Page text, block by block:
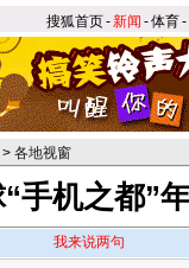
搜狐首页-新闻 -体育-
> 各地视窗
手机之都”
我来说两句